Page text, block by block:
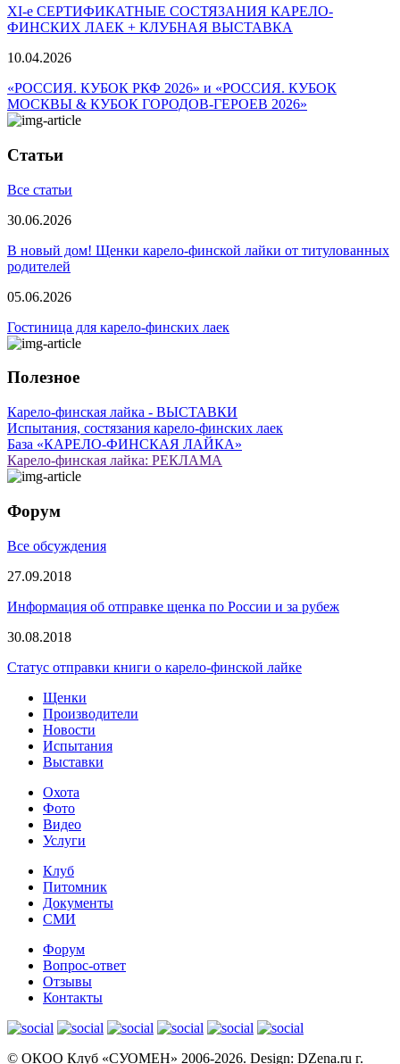
ХI-е СЕРТИФИКАТНЫЕ СОСТЯЗАНИЯ КАРЕЛО-
ФИНСКИХ ЛАЕК + КЛУБНАЯ ВЫСТАВКА
10.04.2026
«РОССИЯ. КУБОК РКФ 2026» и «РОССИЯ. КУБОК
МОСКВЫ & КУБОК ГОРОДОВ-ГЕРОЕВ 2026»
Статьи
Все статьи
30.06.2026
В новый дом! Щенки карело-финской лайки от титулованных
родителей
05.06.2026
Гостиница для карело-финских лаек
Полезное
Карело-финская лайка - ВЫСТАВКИ
Испытания, состязания карело-финских лаек
База «КАРЕЛО-ФИНСКАЯ ЛАЙКА»
Карело-финская лайка: РЕКЛАМА
Форум
Все обсуждения
27.09.2018
Информация об отправке щенка по России и за рубеж
30.08.2018
Статус отправки книги о карело-финской лайке
Щенки
Производители
Новости
Испытания
Выставки
Охота
Фото
Видео
Услуги
Клуб
Питомник
Документы
СМИ
Форум
Вопрос-ответ
Отзывы
Контакты
© OКОО Клуб «СУОМЕН» 2006-2026. Design: DZena.ru г.